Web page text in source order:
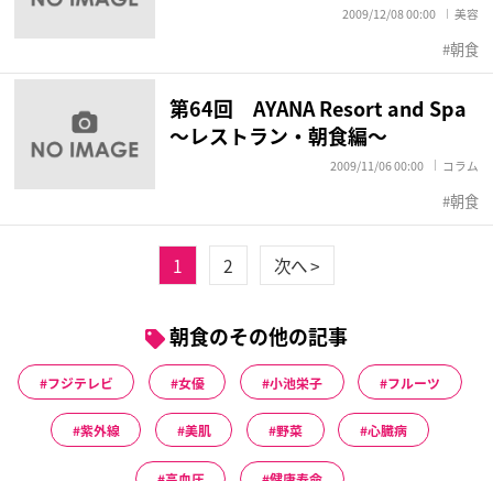
2009/12/08 00:00 美容
朝食
第64回 AYANA Resort and Spa
～レストラン・朝食編～
2009/11/06 00:00 コラム
朝食
1 2 次へ >
朝食のその他の記事
フジテレビ 女優 小池栄子 フルーツ
紫外線 美肌 野菜 心臓病